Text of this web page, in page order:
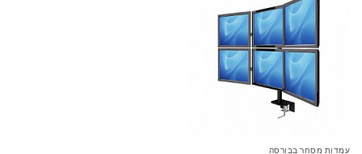
עמדות מסחר בבורסה